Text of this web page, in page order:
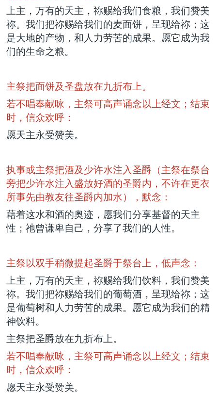
上主，万有的天主，祢赐给我们食粮，我们赞美
祢。我们把祢赐给我们的麦面饼，呈现给祢；这
是大地的产物，和人力劳苦的成果。愿它成为我
们的生命之粮。
主祭把面饼及圣盘放在九折布上。
若不唱奉献咏，主祭可高声诵念以上经文；结束
时，信众欢呼：
愿天主永受赞美。
执事或主祭把酒及少许水注入圣爵（主祭在祭台
旁把少许水注入盛放好酒的圣爵内，不许在更衣
所事先由教友往圣爵内加水），默念：
藉着这水和酒的奥迹，愿我们分享基督的天主
性；祂曾谦卑自己，分享了我们的人性。
主祭以双手稍微提起圣爵于祭台上，低声念：
上主，万有的天主，祢赐给我们饮料，我们赞美
祢。我们把祢赐给我们的葡萄酒，呈现给祢；这
是葡萄树和人力劳苦的成果。愿它成为我们的精
神饮料。
主祭把圣爵放在九折布上。
若不唱奉献咏，主祭可高声诵念以上经文；结束
时，信众欢呼：
愿天主永受赞美。